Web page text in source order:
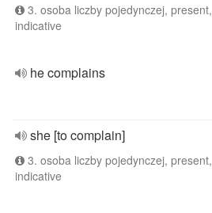
3. osoba liczby pojedynczej, present,
indicative
he complains
she [to complain]
3. osoba liczby pojedynczej, present,
indicative